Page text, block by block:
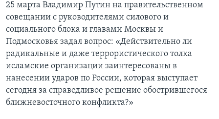
25 марта Владимир Путин на правительственном
совещании с руководителями силового и
социального блока и главами Москвы и
Подмосковья задал вопрос: «Действительно ли
радикальные и даже террористического толка
исламские организации заинтересованы в
нанесении ударов по России, которая выступает
сегодня за справедливое решение обострившегося
ближневосточного конфликта?»